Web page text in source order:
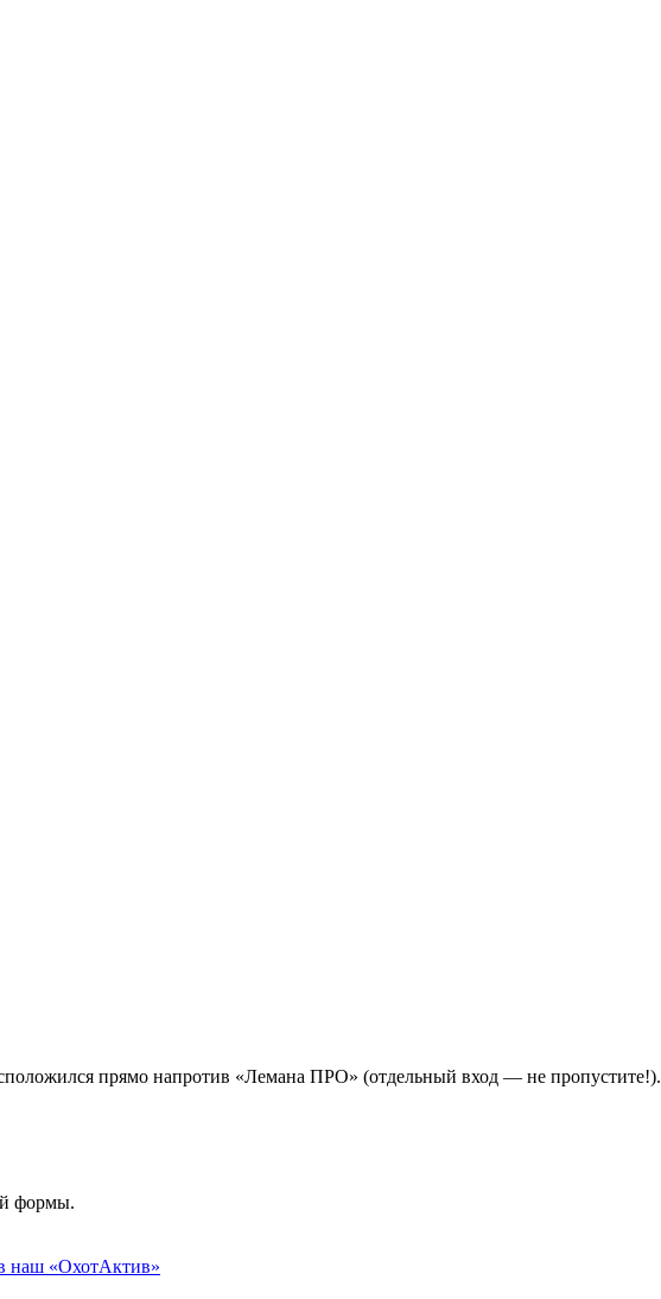
прямо напротив «Лемана ПРО» (отдельный вход — не пропустите!).
формы.
наш «ОхотАктив»